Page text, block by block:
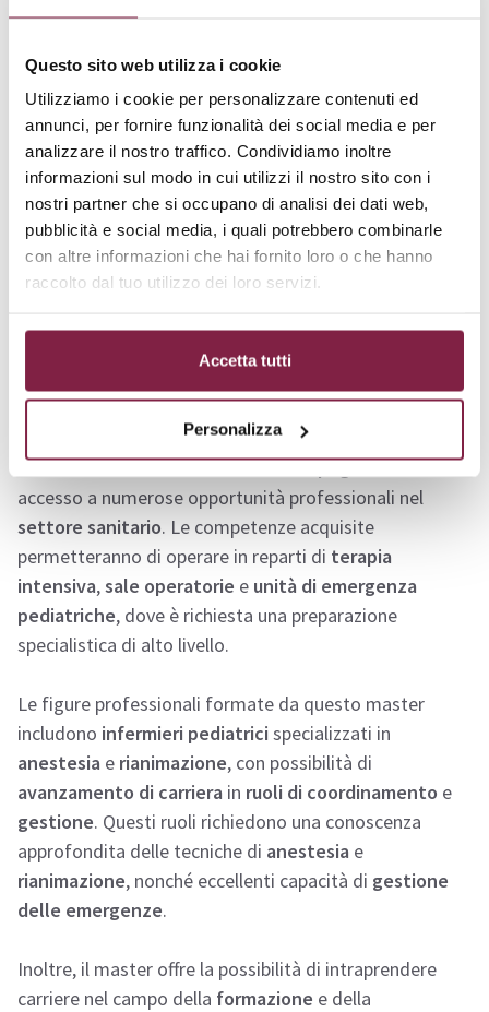
Questo sito web utilizza i cookie
Utilizziamo i cookie per personalizzare contenuti ed
annunci, per fornire funzionalità dei social media e per
analizzare il nostro traffico. Condividiamo inoltre
informazioni sul modo in cui utilizzi il nostro sito con i
nostri partner che si occupano di analisi dei dati web,
pubblicità e social media, i quali potrebbero combinarle
con altre informazioni che hai fornito loro o che hanno
raccolto dal tuo utilizzo dei loro servizi.
Accetta tutti
Personalizza
partecipanti di gestire il proprio apprendimento in
I moduli coprono una vasta gamma di argomenti, tra
cui letecniche di anestesia pediatrica, leprocedure di
rianimazione, lagestione delle emergenzee le
strategie di comunicazionecon i pazienti pediatrici e
le loro famiglie. Questo piano di studi completo
assicura che i partecipanti sianoprontiad affrontare le
sfide del lorocampo professionale.
Sbocchi lavorativi
I partecipanti delMaster Online di I Livelloin
Assistenza Infermieristica in Anestesia e Rianimazione
Pediatricaofferto dall’Università Unipegasoavranno
accesso a numerose opportunità professionali nel
settore sanitario. Le competenze acquisite
permetteranno di operare in reparti di terapia
intensiva,sale operatorie e unità di emergenza
pediatriche, dove è richiesta una preparazione
specialistica di alto livello.
Le figure professionali formate da questo master
includono infermieri pediatrici specializzati in
anestesia e rianimazione, con possibilità di
avanzamento di carriera in ruoli di coordinamento e
gestione. Questi ruoli richiedono una conoscenza
approfondita delle tecniche di anestesia e
rianimazione, nonché eccellenti capacità di gestione
delle emergenze.
Inoltre, il master offre la possibilità di intraprendere
carriere nel campo della formazione e della